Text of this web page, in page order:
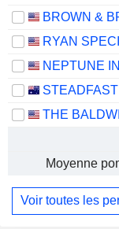
BROWN &
Moyenne
Voir toutes les